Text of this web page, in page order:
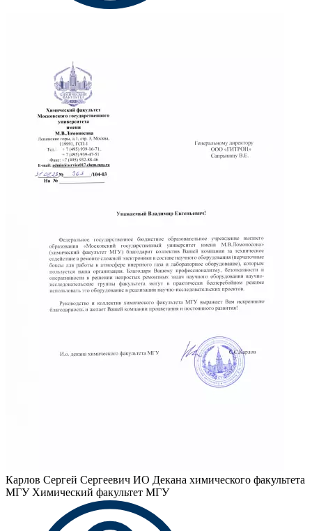
Карлов Сергей Сергеевич ИО Декана химического факультета
МГУ Химический факультет МГУ